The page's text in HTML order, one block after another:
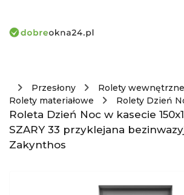
Przesłony
Rolety wewnętrzne
Rolety materiałowe
Rolety Dzień
Roleta Dzień Noc w kasecie
SZARY 33 przyklejana
Zakynthos